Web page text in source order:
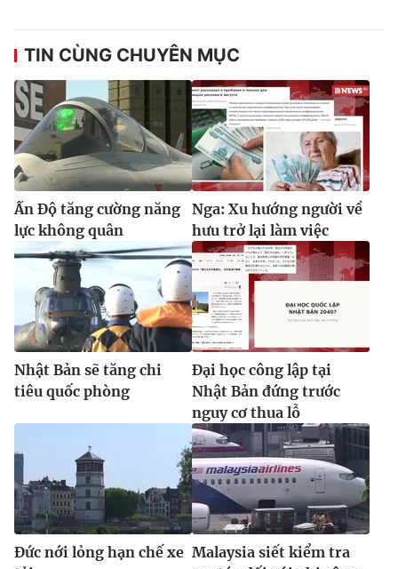
Liên hệ quảng cáo:
024-7300.7108
® Cấm sao chép dưới mọi hình thức nếu không có sự chấp
thuận bằng văn bản. Ghi rõ nguồn VTV.vn khi phát hành lại
thông tin từ website này.
TIN CÙNG CHUYÊN MỤC
Ấn Độ tăng cường năng
lực không quân
Nga: Xu hướng người về
hưu trở lại làm việc
Nhật Bản sẽ tăng chi
tiêu quốc phòng
Đại học công lập tại
Nhật Bản đứng trước
nguy cơ thua lỗ
Đức nới lỏng hạn chế xe Malaysia siết kiểm tra